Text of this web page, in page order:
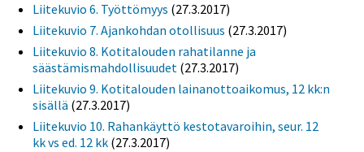
Liitekuvio 6. Työttömyys (27.3.2017)
Liitekuvio 7. Ajankohdan otollisuus (27.3.2017)
Liitekuvio 8. Kotitalouden rahatilanne ja
säästämismahdollisuudet (27.3.2017)
Liitekuvio 9. Kotitalouden lainanottoaikomus, 12 kk:n
sisällä (27.3.2017)
Liitekuvio 10. Rahankäyttö kestotavaroihin, seur. 12
kk vs ed. 12 kk (27.3.2017)